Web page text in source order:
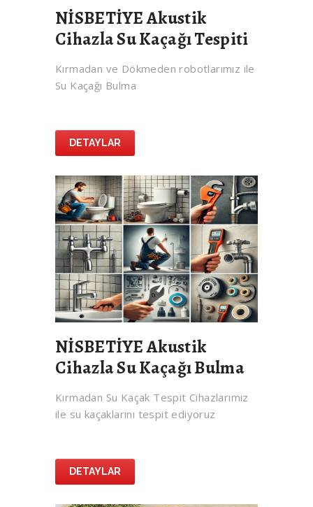
NİSBETİYE Akustik
Cihazla Su Kaçağı Tespiti
Kırmadan ve Dökmeden robotlarımız ile
Su Kaçağı Bulma
DETAYLAR
NİSBETİYE Akustik
Cihazla Su Kaçağı Bulma
Kırmadan Su Kaçak Tespit Cihazlarımız
ile su kaçaklarını tespit ediyoruz
DETAYLAR